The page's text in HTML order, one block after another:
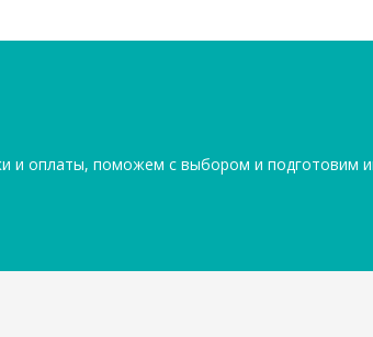
и оплаты, поможем с выбором и подготовим